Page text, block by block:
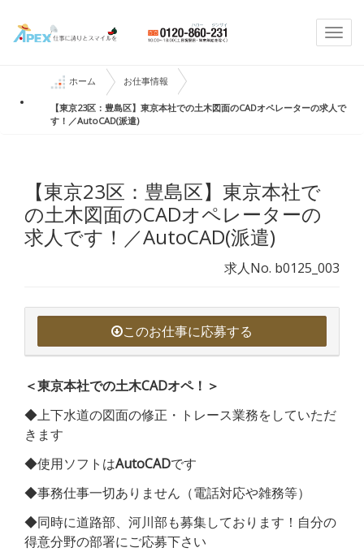
ホーム お仕事情報
【東京23区：豊島区】東京本社での土木図面のCADオペレーターの求人で
す！／AutoCAD(派遣)
【東京23区：豊島区】東京本社で
の土木図面のCADオペレーターの
求人です！／AutoCAD(派遣)
求人No. b0125_003
このお仕事に応募する
＜東京本社での土木CADオペ！＞
◆上下水道の図面の修正・トレース業務をしていただ
きます
◆使用ソフトはAutoCADです
◆事務仕事一切ありません（電話対応や雑務等）
◆同時に道路部、河川部も募集しております！自分の
得意分野の部署にご応募下さい